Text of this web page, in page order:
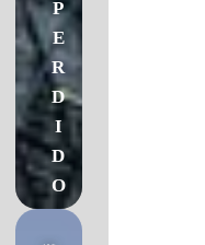
P
E
R
D
I
D
O